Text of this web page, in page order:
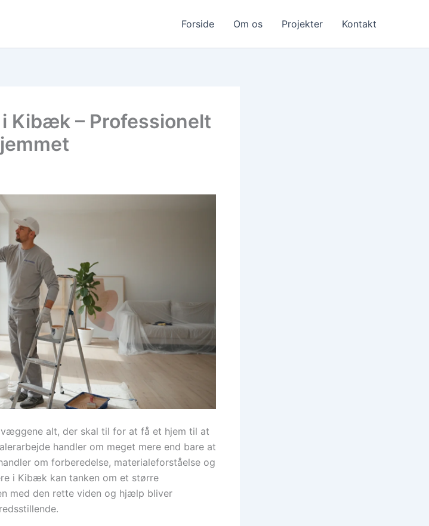
Forside Om os Projekter Kontakt
Kibæk – Professionelt
alt, der skal til for at få et hjem til at
handler om meget mere end bare at
om forberedelse, materialeforståelse og
i Kibæk kan tanken om et større
med den rette viden og hjælp bliver